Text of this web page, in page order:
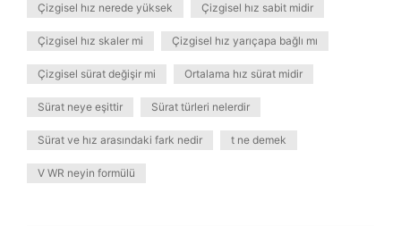
Çizgisel hız nerede yüksek Çizgisel hız sabit midir
Çizgisel hız skaler mi Çizgisel hız yarıçapa bağlı mı
Çizgisel sürat değişir mi Ortalama hız sürat midir
Sürat neye eşittir Sürat türleri nelerdir
Sürat ve hız arasındaki fark nedir t ne demek
V WR neyin formülü